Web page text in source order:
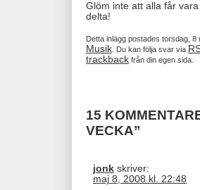
Glöm inte att alla får
delta!
Detta inlägg postades torsdag,
Musik . Du kan följa svar via
trackback från din egen sida.
15
VECKA”
jonk skriver:
maj 8, 2008 kl. 22:48